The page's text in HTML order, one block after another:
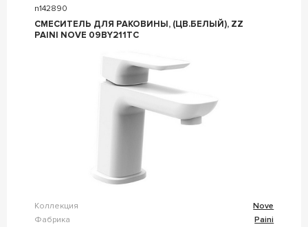
n142890
СМЕСИТЕЛЬ ДЛЯ РАКОВИНЫ, (ЦВ.БЕЛЫЙ), ZZ
PAINI NOVE 09BY211TC
Коллекция
Nove
Фабрика
Paini